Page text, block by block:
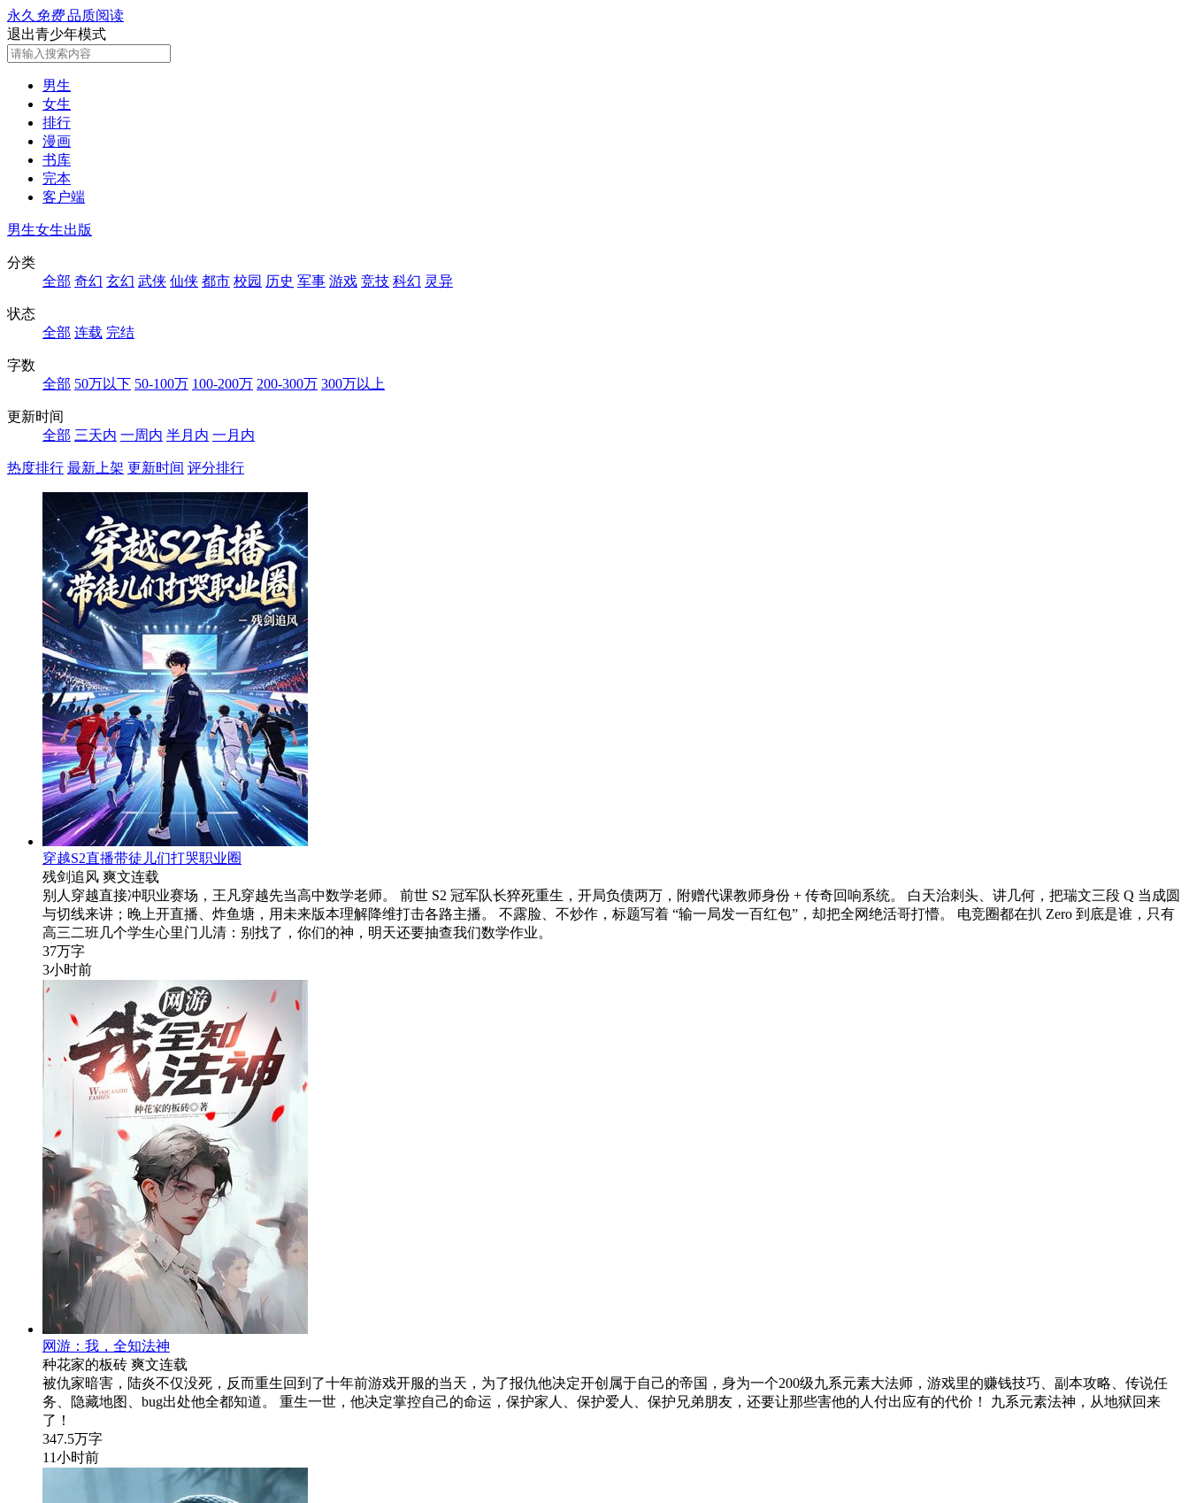
永久 免费品质阅读
退出青少年模式
男生
女生
排行
漫画
书库
完本
客户端
男生女生出版
分类
全部 奇幻 玄幻 武侠 仙侠 都市 校园 历史 军事 游戏 竞技 科幻 灵异
状态
全部 连载 完结
字数
全部 50万以下 50-100万 100-200万 200-300万 300万以上
更新时间
全部 三天内 一周内 半月内 一月内
热度排行 最新上架 更新时间 评分排行
穿越S2直播带徒儿们打哭职业圈
残剑追风 爽文连载
别人穿越直接冲职业赛场，王凡穿越先当高中数学老师。 前世 S2 冠军队长猝死重生，开局负债两万，附赠代课教师身份 + 传奇回响系统。 白天治刺头、讲几何，把瑞文三段 Q 当成圆
与切线来讲；晚上开直播、炸鱼塘，用未来版本理解降维打击各路主播。 不露脸、不炒作，标题写着 “输一局发一百红包”，却把全网绝活哥打懵。 电竞圈都在扒 Zero 到底是谁，只有
高三二班几个学生心里门儿清：别找了，你们的神，明天还要抽查我们数学作业。
37万字
3小时前
网游：我，全知法神
种花家的板砖 爽文连载
被仇家暗害，陆炎不仅没死，反而重生回到了十年前游戏开服的当天，为了报仇他决定开创属于自己的帝国，身为一个200级九系元素大法师，游戏里的赚钱技巧、副本攻略、传说任
务、隐藏地图、bug出处他全都知道。 重生一世，他决定掌控自己的命运，保护家人、保护爱人、保护兄弟朋友，还要让那些害他的人付出应有的代价！ 九系元素法神，从地狱回来
了！
347.5万字
11小时前